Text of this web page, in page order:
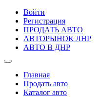
Войти
Регистрация
ПРОДАТЬ АВТО
АВТОРЫНОК ЛНР
АВТО В ДНР
Главная
Продать авто
Каталог авто